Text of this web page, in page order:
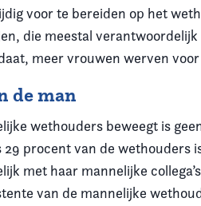
voor te bereiden op het
die meestal
meer vrouwen werven
de man
wethouders beweegt is
29 procent van de wethouders
met haar mannelijke
van de mannelijke